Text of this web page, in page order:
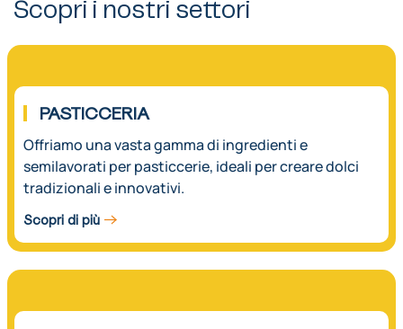
Scopri i nostri settori
01.
PASTICCERIA
Offriamo una vasta gamma di ingredienti e
semilavorati per pasticcerie, ideali per creare dolci
tradizionali e innovativi.
Scopri di più
02.